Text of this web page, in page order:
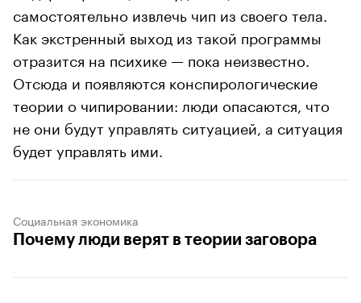
самостоятельно извлечь чип из своего тела.
Как экстренный выход из такой программы
отразится на психике — пока неизвестно.
Отсюда и появляются конспирологические
теории о чипировании: люди опасаются, что
не они будут управлять ситуацией, а ситуация
будет управлять ими.
Социальная экономика
Почему люди верят в теории заговора